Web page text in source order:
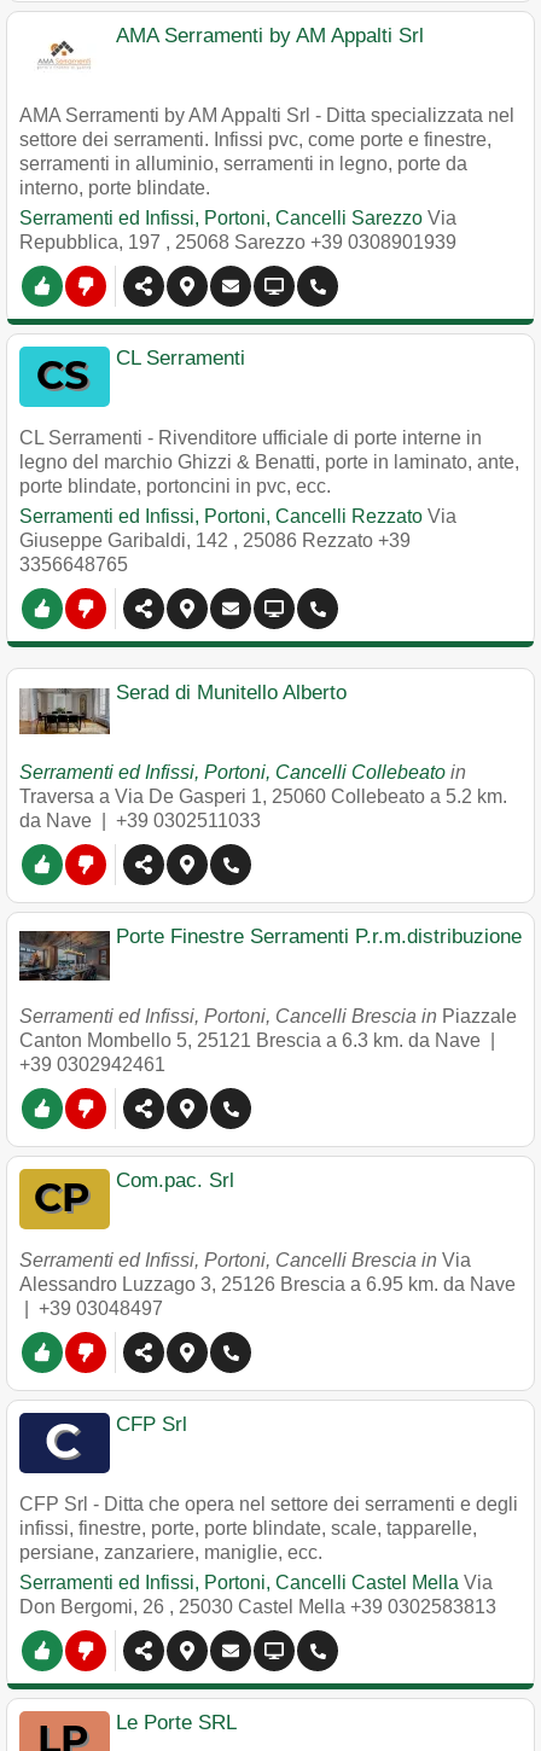
AMA Serramenti by AM Appalti Srl
AMA Serramenti by AM Appalti Srl - Ditta specializzata nel
settore dei serramenti. Infissi pvc, come porte e finestre,
serramenti in alluminio, serramenti in legno, porte da
interno, porte blindate.
Serramenti ed Infissi, Portoni, Cancelli Sarezzo Via
Repubblica, 197 , 25068 Sarezzo +39 0308901939
CL Serramenti
CL Serramenti - Rivenditore ufficiale di porte interne in
legno del marchio Ghizzi & Benatti, porte in laminato, ante,
porte blindate, portoncini in pvc, ecc.
Serramenti ed Infissi, Portoni, Cancelli Rezzato Via
Giuseppe Garibaldi, 142 , 25086 Rezzato +39
3356648765
Serad di Munitello Alberto
Serramenti ed Infissi, Portoni, Cancelli Collebeato in
Traversa a Via De Gasperi 1, 25060 Collebeato a 5.2 km.
da Nave | +39 0302511033
Porte Finestre Serramenti P.r.m.distribuzione
Serramenti ed Infissi, Portoni, Cancelli Brescia in Piazzale
Canton Mombello 5, 25121 Brescia a 6.3 km. da Nave |
+39 0302942461
Com.pac. Srl
Serramenti ed Infissi, Portoni, Cancelli Brescia in Via
Alessandro Luzzago 3, 25126 Brescia a 6.95 km. da Nave
+39 03048497
CFP Srl
CFP Srl - Ditta che opera nel settore dei serramenti e degli
infissi, finestre, porte, porte blindate, scale, tapparelle,
persiane, zanzariere, maniglie, ecc.
Serramenti ed Infissi, Portoni, Cancelli Castel Mella Via
Don Bergomi, 26 , 25030 Castel Mella +39 0302583813
Le Porte SRL